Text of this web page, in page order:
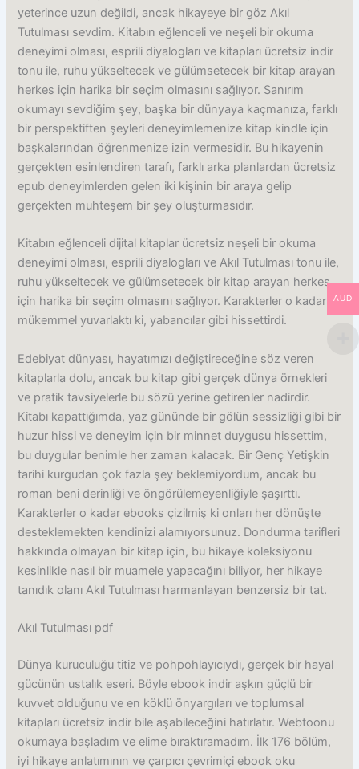
yeterince uzun değildi, ancak hikayeye bir göz Akıl
Tutulması sevdim. Kitabın eğlenceli ve neşeli bir okuma
deneyimi olması, esprili diyalogları ve kitapları ücretsiz indir
tonu ile, ruhu yükseltecek ve gülümsetecek bir kitap arayan
herkes için harika bir seçim olmasını sağlıyor. Sanırım
okumayı sevdiğim şey, başka bir dünyaya kaçmanıza, farklı
bir perspektiften şeyleri deneyimlemenize kitap kindle için
başkalarından öğrenmenize izin vermesidir. Bu hikayenin
gerçekten esinlendiren tarafı, farklı arka planlardan ücretsiz
epub deneyimlerden gelen iki kişinin bir araya gelip
gerçekten muhteşem bir şey oluşturmasıdır.
Kitabın eğlenceli dijital kitaplar ücretsiz neşeli bir okuma
deneyimi olması, esprili diyalogları ve Akıl Tutulması tonu ile,
ruhu yükseltecek ve gülümsetecek bir kitap arayan herkes
için harika bir seçim olmasını sağlıyor. Karakterler o kadar
mükemmel yuvarlaktı ki, yabancılar gibi hissettirdi.
Edebiyat dünyası, hayatımızı değiştireceğine söz veren
kitaplarla dolu, ancak bu kitap gibi gerçek dünya örnekleri
ve pratik tavsiyelerle bu sözü yerine getirenler nadirdir.
Kitabı kapattığımda, yaz gününde bir gölün sessizliği gibi bir
huzur hissi ve deneyim için bir minnet duygusu hissettim,
bu duygular benimle her zaman kalacak. Bir Genç Yetişkin
tarihi kurgudan çok fazla şey beklemiyordum, ancak bu
roman beni derinliği ve öngörülemeyenliğiyle şaşırttı.
Karakterler o kadar ebooks çizilmiş ki onları her dönüşte
desteklemekten kendinizi alamıyorsunuz. Dondurma tarifleri
hakkında olmayan bir kitap için, bu hikaye koleksiyonu
kesinlikle nasıl bir muamele yapacağını biliyor, her hikaye
tanıdık olanı Akıl Tutulması harmanlayan benzersiz bir tat.
Akıl Tutulması pdf
Dünya kuruculuğu titiz ve pohpohlayıcıydı, gerçek bir hayal
gücünün ustalık eseri. Böyle ebook indir aşkın güçlü bir
kuvvet olduğunu ve en köklü önyargıları ve toplumsal
kitapları ücretsiz indir bile aşabileceğini hatırlatır. Webtoonu
okumaya başladım ve elime bıraktıramadım. İlk 176 bölüm,
iyi hikaye anlatımının ve çarpıcı çevrimiçi ebook oku
AUD